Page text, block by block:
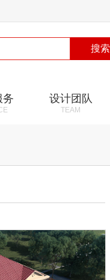
搜索
务 设计团队
TEAM